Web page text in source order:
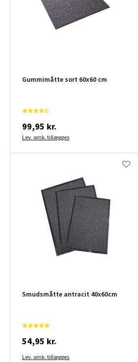
Gummimåtte sort 60x60 cm
99,95 kr.
Lev. omk. tillægges
Smudsmåtte antracit 40x60cm
54,95 kr.
Lev. omk. tillægges